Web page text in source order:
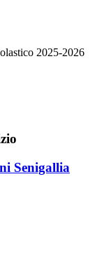
2025-2026
Senigallia